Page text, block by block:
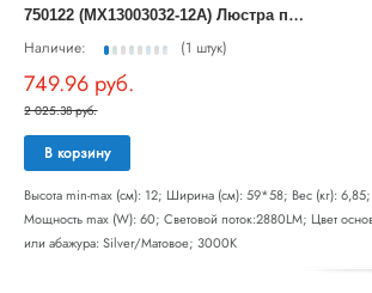
7
50122 (MX13003032-12А) Люстра потол FAVO LED-60W 2880LM Silver 3000K (в комплекте)
Наличие: (1 штук)
749.96 руб.
2 025.38 руб.
В корзину
Высота min-max (см): 12; Ширина (см): 59*58; Вес (кг):
Мощность max (W): 60; Световой поток:2880LM; Цвет
или абажура: Silver/Матовое; 3000K